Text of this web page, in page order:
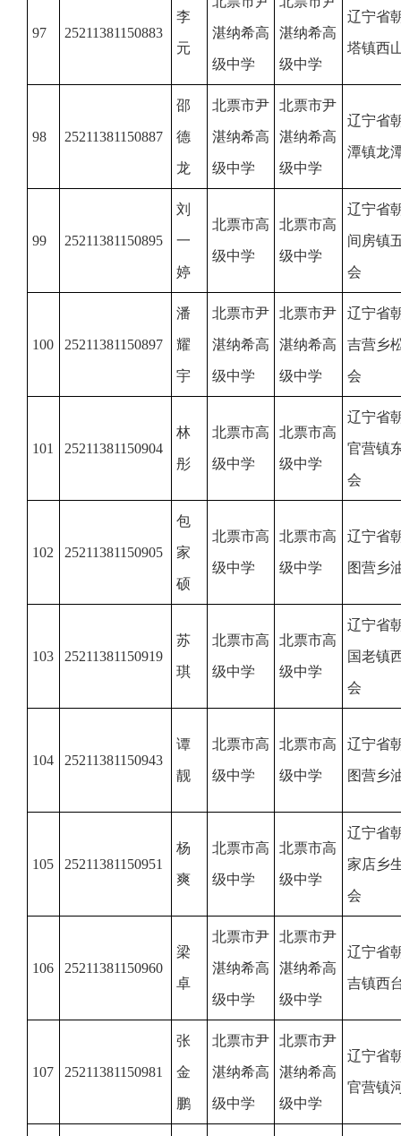
97 25211381150883
李
元
湛纳希高
级中学
湛纳希高
级中学
辽宁省
塔镇西
98 25211381150887
邵
德
龙
北票市尹
湛纳希高
级中学
北票市尹
湛纳希高
级中学
辽宁省
潭镇龙
99 25211381150895
刘
一
婷
北票市高
级中学
北票市高
级中学
辽宁省
间房镇
会
100 25211381150897
潘
耀
宇
北票市尹
湛纳希高
级中学
北票市尹
湛纳希高
级中学
辽宁省
吉营乡
会
101 25211381150904
林
彤
北票市高
级中学
北票市高
级中学
辽宁省
官营镇
会
102 25211381150905
包
家
硕
北票市高
级中学
北票市高
级中学
辽宁省
图营乡
103 25211381150919
苏
琪
北票市高
级中学
北票市高
级中学
辽宁省
国老镇
会
104 25211381150943
谭
靓
北票市高
级中学
北票市高
级中学
辽宁省
图营乡
105 25211381150951
杨
爽
北票市高
级中学
北票市高
级中学
辽宁省
家店乡
会
106 25211381150960
梁
卓
北票市尹
湛纳希高
级中学
北票市尹
湛纳希高
级中学
辽宁省
吉镇西
107 25211381150981
张
金
鹏
北票市尹
湛纳希高
级中学
北票市尹
湛纳希高
级中学
辽宁省
官营镇